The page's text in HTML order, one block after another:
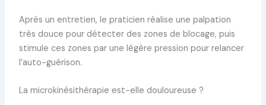
Après un entretien, le praticien réalise une palpation
très douce pour détecter des zones de blocage, puis
stimule ces zones par une légère pression pour relancer
l’auto-guérison.
La microkinésithérapie est-elle douloureuse ?